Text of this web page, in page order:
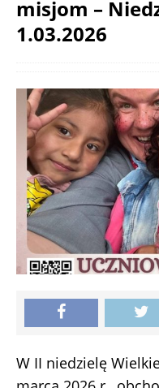
misjom –
1.03.2026
W II niedzielę